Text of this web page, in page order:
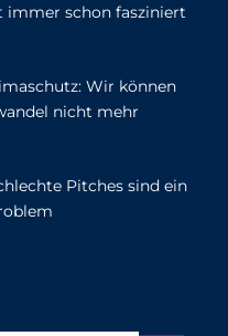
immer schon fasziniert
Wir können
nicht mehr
Pitches sind ein